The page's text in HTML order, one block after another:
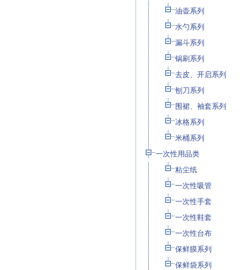
油壶系列
水勺系列
漏斗系列
锅刷系列
去皮、开启系列
刨刀系列
围裙、袖套系列
冰格系列
米桶系列
一次性用品类
粘尘纸
一次性吸管
一次性手套
一次性鞋套
一次性台布
保鲜膜系列
保鲜袋系列